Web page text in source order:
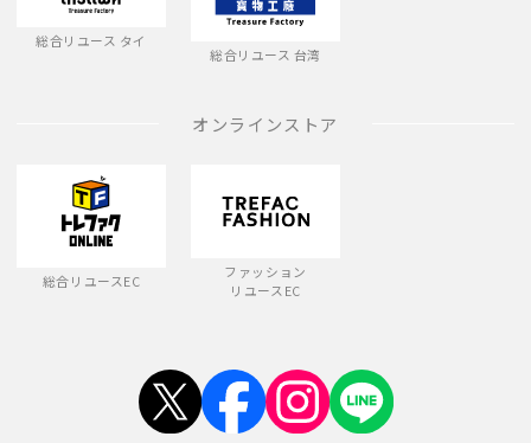
総合リユース タイ
総合リユース 台湾
オンラインストア
総合リユースEC
ファッション
リユースEC